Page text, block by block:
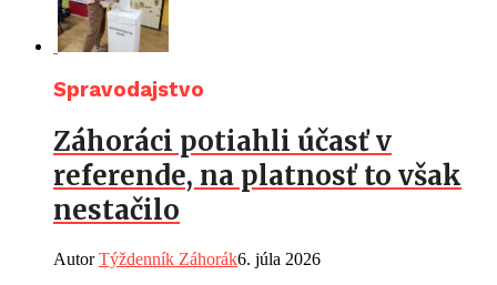
Spravodajstvo
Záhoráci potiahli účasť v
referende, na platnosť to však
nestačilo
AutorTýždenník Záhorák6. júla 2026